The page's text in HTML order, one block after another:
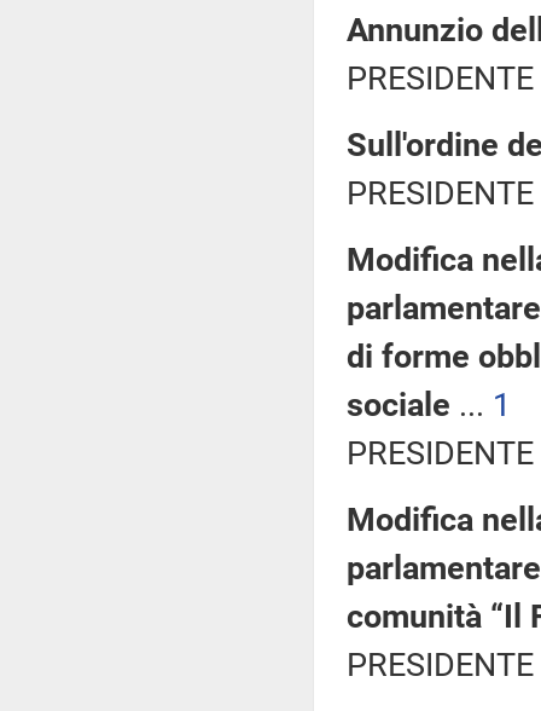
Annunzio
Sull'ordine
Modifica
di forme
sociale ... 1
Modifica
comunità “Il